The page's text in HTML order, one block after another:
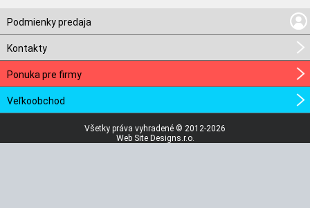
Podmienky predaja
Kontakty
Ponuka pre firmy
Veľkoobchod
Všetky práva vyhradené © 2012-2026
Web Site Designs.r.o.